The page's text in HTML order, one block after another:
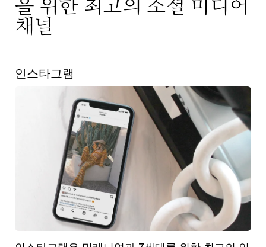
을 위한 최고의 소셜 미디어
채널
인스타그램